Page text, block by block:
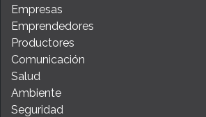
Empresas
Emprendedores
Productores
Comunicación
Salud
Ambiente
Seguridad